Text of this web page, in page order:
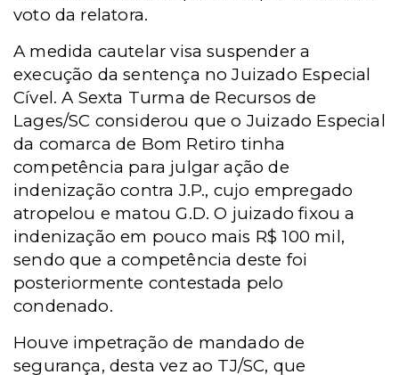
voto da relatora.
A medida cautelar visa suspender a
execução da sentença no Juizado Especial
Cível. A Sexta Turma de Recursos de
Lages/SC considerou que o Juizado Especial
da comarca de Bom Retiro tinha
competência para julgar ação de
indenização contra J.P., cujo empregado
atropelou e matou G.D. O juizado fixou a
indenização em pouco mais R$ 100 mil,
sendo que a competência deste foi
posteriormente contestada pelo
condenado.
Houve impetração de mandado de
segurança, desta vez ao TJ/SC, que